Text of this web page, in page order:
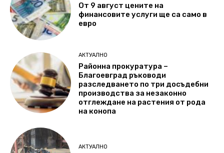
От 9 август цените на
финансовите услуги ще са само в
евро
АКТУАЛНО
Районна прокуратура –
Благоевград ръководи
разследването по три досъдебни
производства за незаконно
отглеждане на растения от рода
на конопа
АКТУАЛНО